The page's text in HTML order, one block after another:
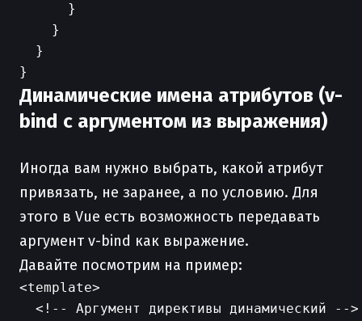
      }
    }
  }
Динамические имена атрибутов (v-
bind с аргументом из выражения)
Иногда вам нужно выбрать, какой атрибут
привязать, не заранее, а по условию. Для
этого в Vue есть возможность передавать
аргумент v-bind как выражение.
Давайте посмотрим на пример:
<template>
  <!-- Аргумент директивы динамический -->